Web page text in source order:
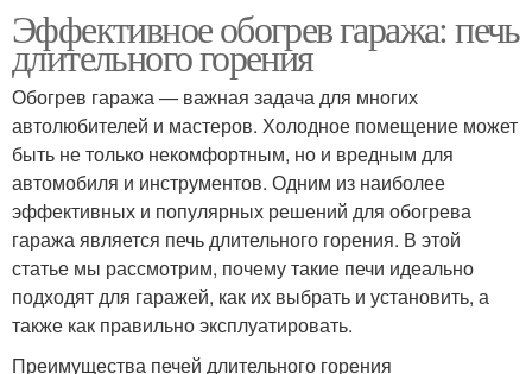
Эффективное обогрев гаража: печь
длительного горения
Обогрев гаража — важная задача для многих
автолюбителей и мастеров. Холодное помещение может
быть не только некомфортным, но и вредным для
автомобиля и инструментов. Одним из наиболее
эффективных и популярных решений для обогрева
гаража является печь длительного горения. В этой
статье мы рассмотрим, почему такие печи идеально
подходят для гаражей, как их выбрать и установить, а
также как правильно эксплуатировать.
Преимущества печей длительного горения